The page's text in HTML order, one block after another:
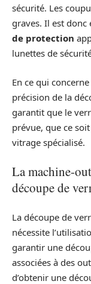
sécurité. Les
graves. Il est donc
de protection
lunettes de
En ce qui
précision de la
garantit que le
prévue, que ce
vitrage spécialisé.
La machine-
découpe de
La découpe de
nécessite
garantir une
associées à des
d’obtenir une